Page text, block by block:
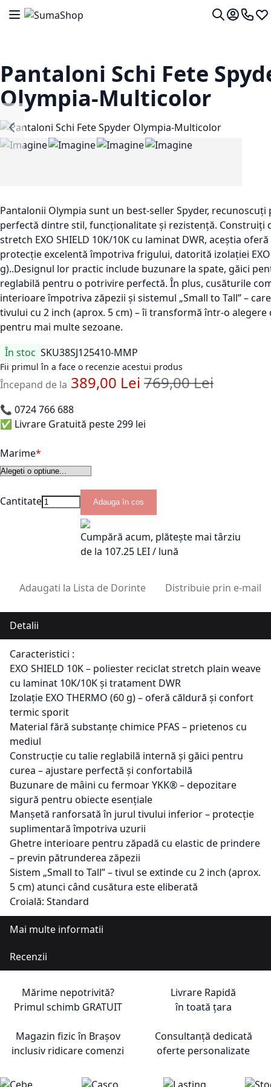
Mergeti la Continut
Comutare în navigare
Contul
0724
Pantaloni Schi Fete
Olympia-Multicolor
Pantalonii Olympia sunt un best-seller Spyder,
perfectă dintre stil, funcționalitate și rezistență. Construiți
stretch EXO SHIELD 10K/10K cu laminat DWR, aceștia
protecție excelentă împotriva frigului, datorită izolației EXO
g)..Designul lor practic include buzunare la spate, găici
reglabilă pentru o potrivire perfectă. În plus, cusăturile
interioare împotriva zăpezii și sistemul „Small to Tall” –
tivului cu 2 inch (aprox. 5 cm) – îi transformă într-o alegere
pentru mai multe sezoane.
În stoc SKU38SJ125410-MMP
Fii primul în a face o recenzie acestui produs
Începand de la 389,00 Lei Pret standard
769,00 Lei
📞 0724 766 688
✅ Livrare Gratuită peste 299 lei
Marime
Cantitate Adauga în cos
Cumpără acum, plătește mai târziu
de la 107.25 LEI / lună
Adaugati la Lista de Dorinte Distribuie prin e-mail
Detalii
Caracteristici :
EXO SHIELD 10K – poliester reciclat stretch plain weave
cu laminat 10K/10K și tratament DWR
Izolație EXO THERMO (60 g) – oferă căldură și confort
termic sporit
Material fără substanțe chimice PFAS – prietenos cu
mediul
Construcție cu talie reglabilă internă și găici pentru
curea – ajustare perfectă și confortabilă
Buzunare de mâini cu fermoar YKK® – depozitare
sigură pentru obiecte esențiale
Manșetă ranforsată în jurul tivului inferior – protecție
suplimentară împotriva uzurii
Ghetre interioare pentru zăpadă cu elastic de prindere
– previn pătrunderea zăpezii
Sistem „Small to Tall” – tivul se extinde cu 2 inch (aprox.
5 cm) atunci când cusătura este eliberată
Croială: Standard
Mai multe informatii
Recenzii
Mărime nepotrivită?
Primul schimb GRATUIT
Livrare Rapidă
în toată țara
Magazin fizic în Brașov
inclusiv ridicare comenzi
Consultanță dedicată
oferte personalizate